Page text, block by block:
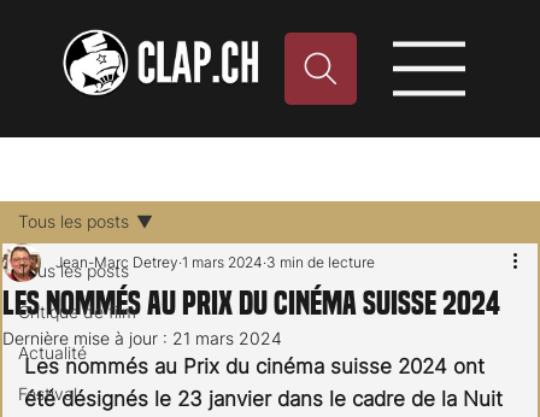
Tous les posts
Critique de film
Actualité
Festival
Tous les posts
Les nommés au Prix du Cinéma Suisse 2024
Jean-Marc Detrey 1 mars 2024 3 min de lecture
Dernière mise à jour : 21 mars 2024
Les nommés au Prix du cinéma suisse 2024 ont
été désignés le 23 janvier dans le cadre de la Nuit